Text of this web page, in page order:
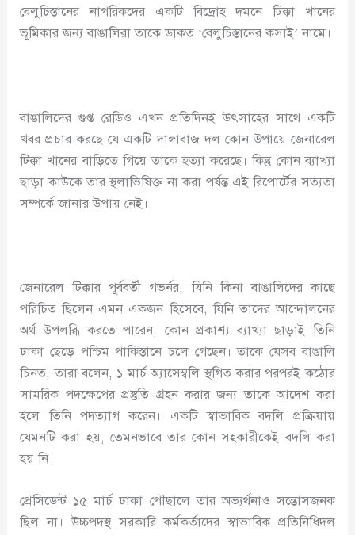
বেলুচিস্তানের নাগরিকদের একটি বিদ্রোহ দমনে টিক্কা খানের
ভূমিকার জন্য বাঙালিরা তাকে ডাকত ‘বেলুচিস্তানের কসাই’ নামে।
বাঙালিদের গুপ্ত রেডিও এখন প্রতিদিনই উৎসাহের সাথে একটি
খবর প্রচার করছে যে একটি দাঙ্গাবাজ দল কোন উপায়ে জেনারেল
টিক্কা খানের বাড়িতে গিয়ে তাকে হত্যা করেছে। কিন্তু কোন ব্যাখ্যা
ছাড়া কাউকে তার স্থলাভিষিক্ত না করা পর্যন্ত এই রিপোর্টের সত্যতা
সম্পর্কে জানার উপায় নেই।
জেনারেল টিক্কার পূর্ববর্তী গভর্নর, যিনি কিনা বাঙালিদের কাছে
পরিচিত ছিলেন এমন একজন হিসেবে, যিনি তাদের আন্দোলনের
অর্থ উপলব্ধি করতে পারেন, কোন প্রকাশ্য ব্যাখ্যা ছাড়াই তিনি
ঢাকা ছেড়ে পশ্চিম পাকিস্তানে চলে গেছেন। তাকে যেসব বাঙালি
চিনত, তারা বলেন, ১ মার্চ অ্যাসেম্বলি স্থগিত করার পরপরই কঠোর
সামরিক পদক্ষেপের প্রস্তুতি গ্রহন করার জন্য তাকে আদেশ করা
হলে তিনি পদত্যাগ করেন। একটি স্বাভাবিক বদলি প্রক্রিয়ায়
যেমনটি করা হয়, তেমনভাবে তার কোন সহকারীকেই বদলি করা
হয় নি।
প্রেসিডেন্ট ১৫ মার্চ ঢাকা পৌছালে তার অভ্যর্থনাও সন্তোসজনক
ছিল না। উচ্চপদস্থ সরকারি কর্মকর্তাদের স্বাভাবিক প্রতিনিধিদল